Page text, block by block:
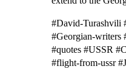
#David-Turashvili
#Georgian-writers
#quotes #USSR
#flight-from-ussr